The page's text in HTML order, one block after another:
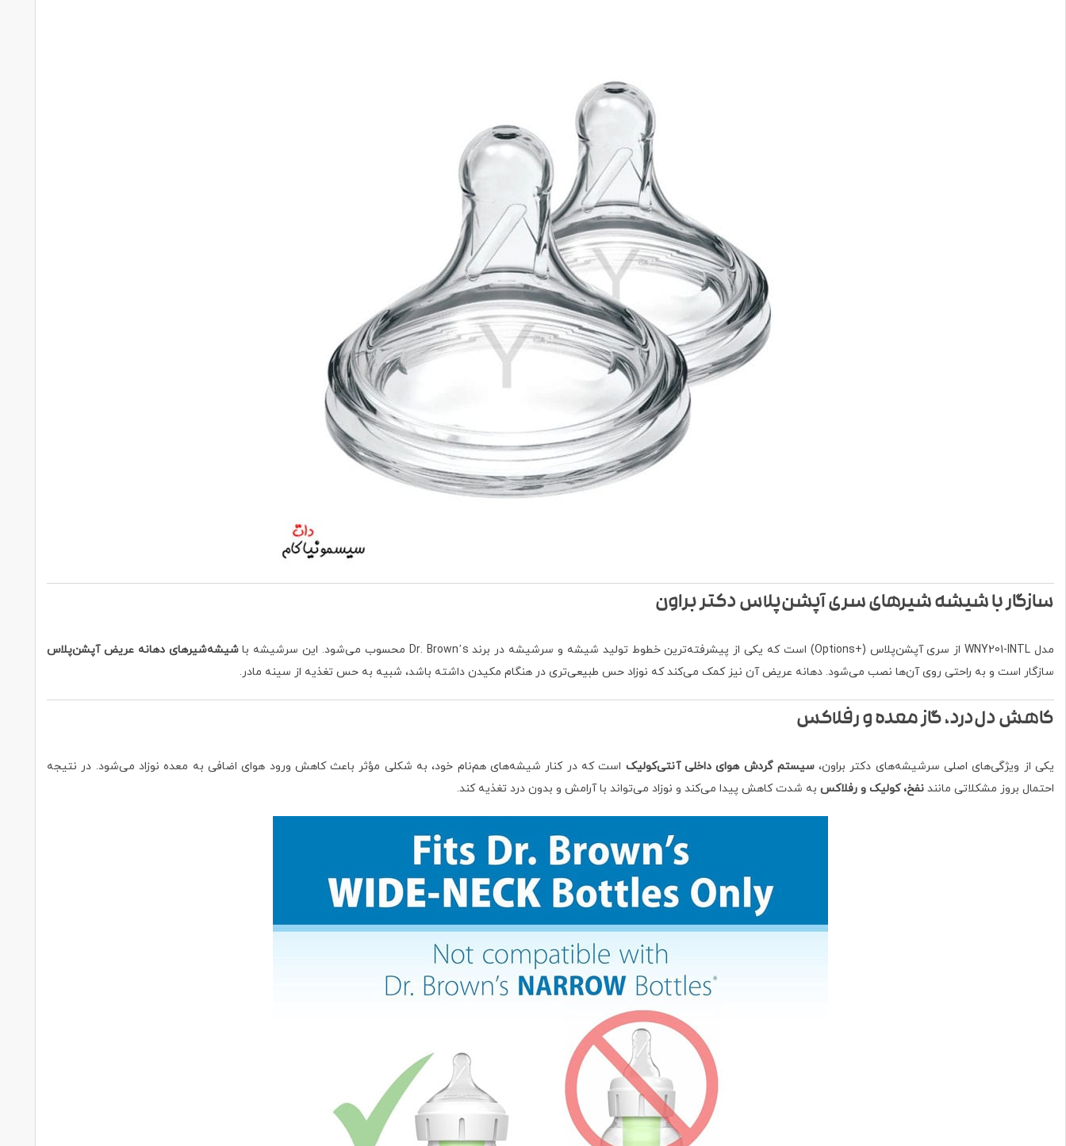
سازگار با شیشه شیرهای سری آپشن‌پلاس دکتر براون
مدل WNY201-INTL از سری آپشن‌پلاس (+Options) است که یکی از پیشرفته‌ترین خطوط تولید شیشه و سرشیشه در برند Dr. Brown’s محسوب می‌شود. این سرشیشه با
شیشه‌شیرهای دهانه عریض آپشن‌پلاس
سازگار است و به راحتی روی آن‌ها نصب می‌شود. دهانه عریض آن نیز کمک می‌کند که نوزاد حس طبیعی‌تری در هنگام مکیدن داشته باشد، شبیه به حس تغذیه از سینه مادر.
کاهش دل‌درد، گاز معده و رفلاکس
یکی از ویژگی‌های اصلی سرشیشه‌های دکتر براون،سیستم گردش هوای داخلی آنتی‌کولیک است که در کنار شیشه‌های هم‌نام خود، به شکلی مؤثر باعث کاهش ورود هوای اضافی به معده نوزاد می‌شود. در نتیجه
احتمال بروز مشکلاتی مانند نفخ، کولیک و رفلاکس به شدت کاهش پیدا می‌کند و نوزاد می‌تواند با آرامش و بدون درد تغذیه کند.